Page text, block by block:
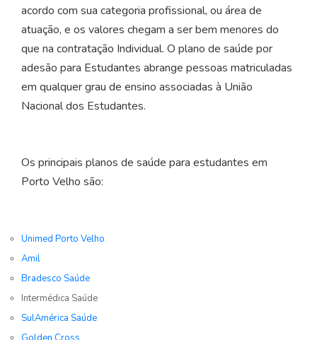
acordo com sua categoria profissional, ou área de
atuação, e os valores chegam a ser bem menores do
que na contratação Individual. O plano de saúde por
adesão para Estudantes abrange pessoas matriculadas
em qualquer grau de ensino associadas à União
Nacional dos Estudantes.
Os principais planos de saúde para estudantes em
Porto Velho são:
Unimed Porto Velho
Amil
Bradesco Saúde
Intermédica Saúde
SulAmérica Saúde